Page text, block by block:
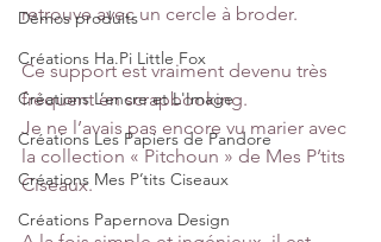
Démos produits
Créations Ha.Pi Little Fox
Créations L’encre et L'Image
Créations Les Papiers de Pandore
Créations Mes P’tits Ciseaux
Créations Papernova Design
retrouve avec un cercle à broder.
Ce support est vraiment devenu très
fréquent en scrapbooking.
Je ne l’avais pas encore vu marier avec
la collection « Pitchoun » de Mes P’tits
Ciseaux.